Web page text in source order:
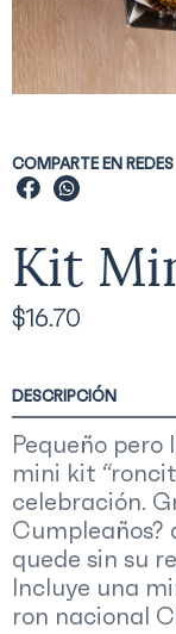
COMPARTE EN REDES
Kit
$16.70
DESCRIPCIÓN
Pequeño pero
mini kit
celebración.
Cumpleaños?
quede sin su
Incluye una
ron nacional